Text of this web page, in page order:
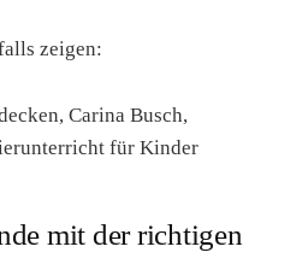
zeigen:
mit der richtigen